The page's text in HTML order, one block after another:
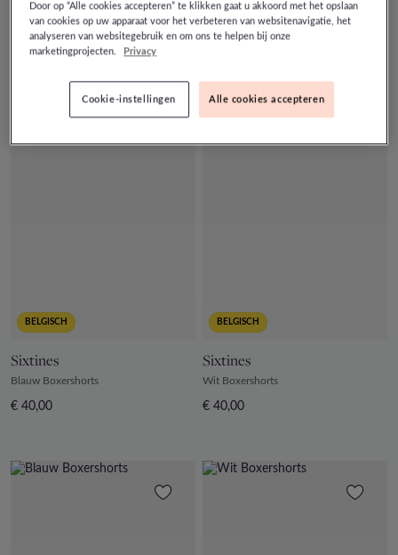
€ 40,00 € 40,00
BELGISCH
Sixtines
Blauw Boxershorts
€ 40,00
BELGISCH
Sixtines
Wit Boxershorts
€ 40,00
Door op “Alle cookies accepteren” te klikken gaat u akkoord met het opslaan
van cookies op uw apparaat voor het verbeteren van websitenavigatie, het
analyseren van websitegebruik en om ons te helpen bij onze
marketingprojecten.
Privacy
Alle cookies accepteren
Cookie-instellingen